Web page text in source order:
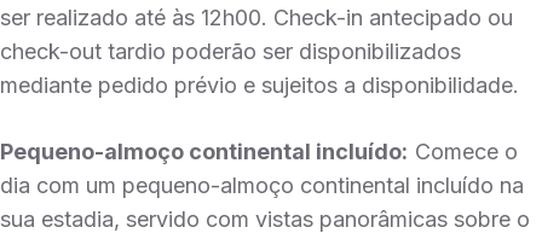
ser realizado até às 12h00. Check-in antecipado ou
check-out tardio poderão ser disponibilizados
mediante pedido prévio e sujeitos a disponibilidade.
Pequeno-almoço continental incluído: Comece o
dia com um pequeno-almoço continental incluído na
sua estadia, servido com vistas panorâmicas sobre o